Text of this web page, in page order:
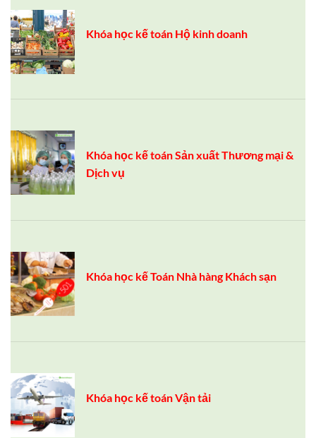
Khóa học kế toán Hộ kinh doanh
Khóa học kế toán Sản xuất Thương mại &
Dịch vụ
Khóa học kế Toán Nhà hàng Khách sạn
Khóa học kế toán Vận tải